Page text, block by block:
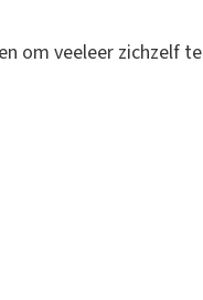
om veeleer zichzelf te